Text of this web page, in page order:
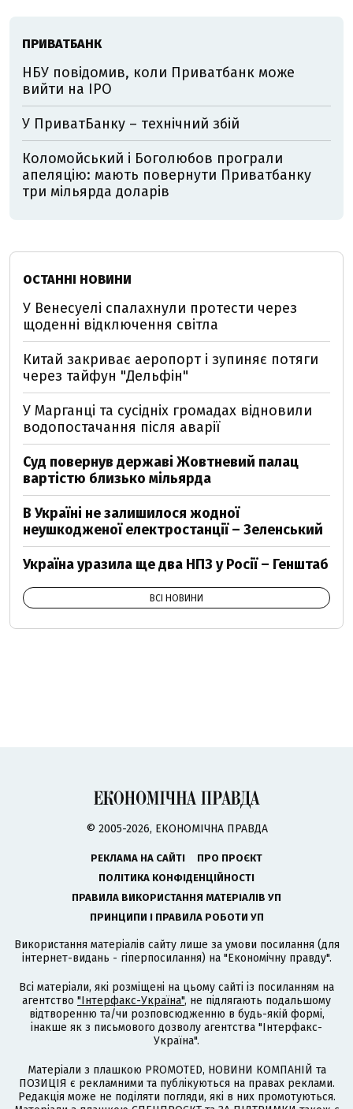
ПРИВАТБАНК
НБУ повідомив, коли Приватбанк може
вийти на IPO
У ПриватБанку – технічний збій
Коломойський і Боголюбов програли
апеляцію: мають повернути Приватбанку
три мільярда доларів
ОСТАННІ НОВИНИ
У Венесуелі спалахнули протести через
щоденні відключення світла
Китай закриває аеропорт і зупиняє потяги
через тайфун "Дельфін"
У Марганці та сусідніх громадах відновили
водопостачання після аварії
Суд повернув державі Жовтневий палац
вартістю близько мільярда
В Україні не залишилося жодної
неушкодженої електростанції – Зеленський
Україна уразила ще два НПЗ у Росії – Генштаб
ВСІ НОВИНИ
© 2005-2026, ЕКОНОМІЧНА ПРАВДА
РЕКЛАМА НА САЙТІ
ПРО ПРОЄКТ
ПОЛІТИКА КОНФІДЕНЦІЙНОСТІ
ПРАВИЛА ВИКОРИСТАННЯ МАТЕРІАЛІВ УП
ПРИНЦИПИ І ПРАВИЛА РОБОТИ УП
Використання матеріалів сайту лише за умови посилання (для
інтернет-видань - гіперпосилання) на "Економічну правду".
Всі матеріали, які розміщені на цьому сайті із посиланням на
агентство "Інтерфакс-Україна", не підлягають подальшому
відтворенню та/чи розповсюдженню в будь-якій формі,
інакше як з письмового дозволу агентства "Інтерфакс-
Україна".
Матеріали з плашкою PROMOTED, НОВИНИ КОМПАНІЙ та
ПОЗИЦІЯ є рекламними та публікуються на правах реклами.
Редакція може не поділяти погляди, які в них промотуються.